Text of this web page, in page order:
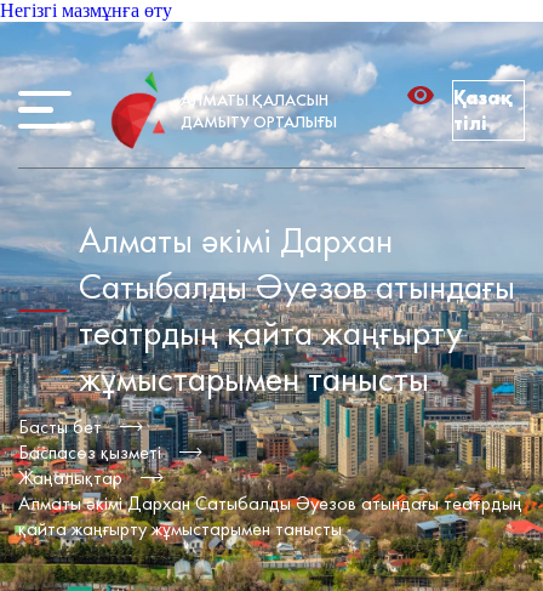
Негізгі мазмұнға өту
АЛМАТЫ ҚАЛАСЫН
ДАМЫТУ ОРТАЛЫҒЫ
Қазақ
тілі
Алматы әкімі Дархан
Сатыбалды Әуезов атындағы
театрдың қайта жаңғырту
жұмыстарымен танысты
Басты бет
Баспасөз қызметі
Жаңалықтар
Алматы әкімі Дархан Сатыбалды Әуезов атындағы театрдың
қайта жаңғырту жұмыстарымен танысты